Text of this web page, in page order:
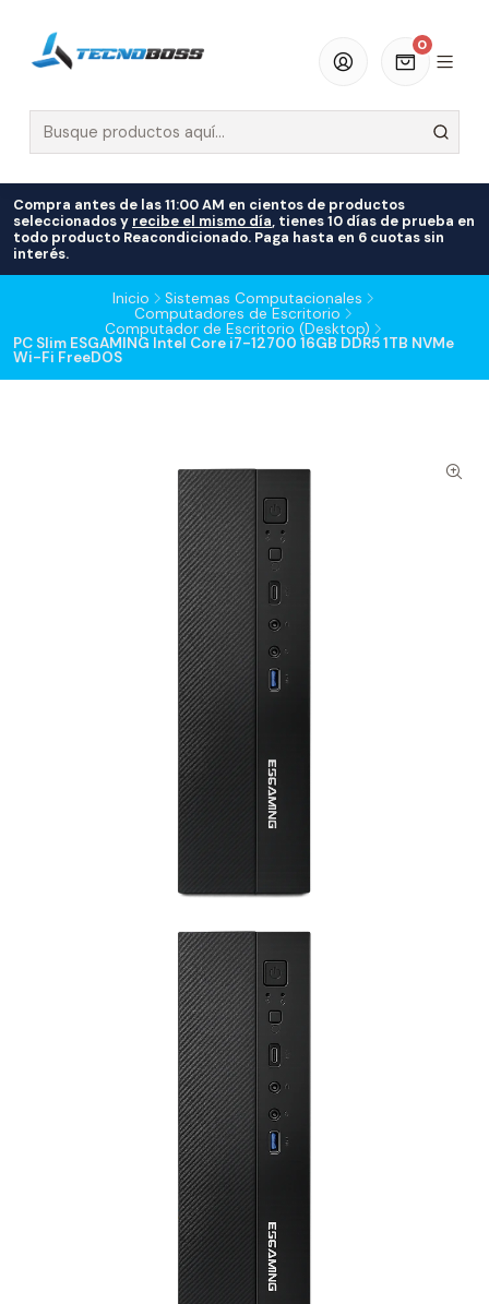
0
Compra antes de las 11:00 AM en cientos de productos
seleccionados y recibe el mismo día, tienes 10 días de prueba en
todo producto Reacondicionado. Paga hasta en 6 cuotas sin
interés.
Inicio
Sistemas Computacionales
Computadores de Escritorio
Computador de Escritorio (Desktop)
PC Slim ESGAMING Intel Core i7-12700 16GB DDR5 1TB NVMe
Wi-Fi FreeDOS